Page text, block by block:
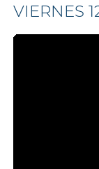
VIERNES